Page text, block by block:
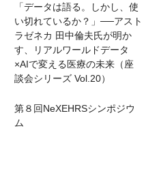
「データは語る。しかし、使
い切れているか？」──アスト
ラゼネカ 田中倫夫氏が明か
す、リアルワールドデータ
×AIで変える医療の未来（座
談会シリーズ Vol.20）
第８回NeXEHRSシンポジウ
ム